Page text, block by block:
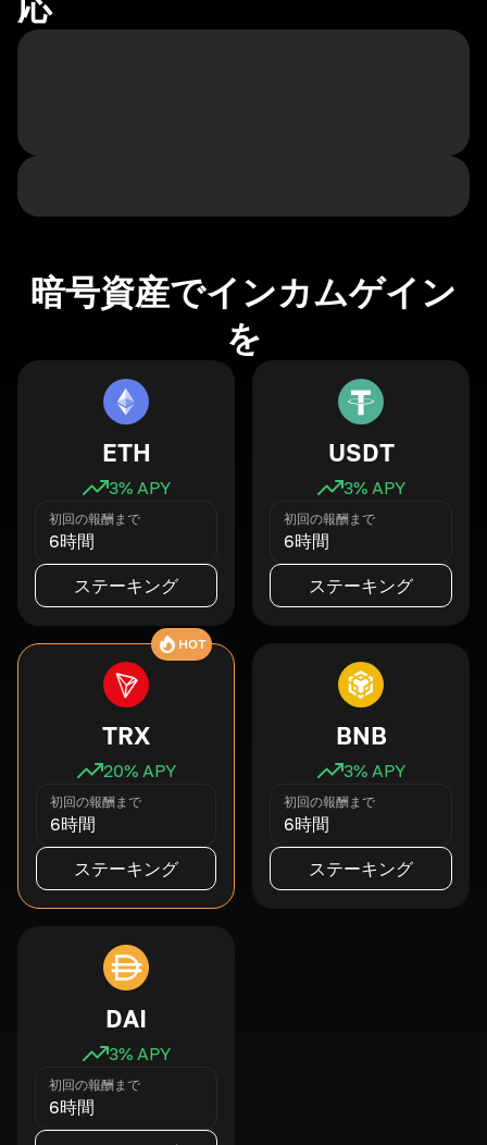
暗号資産でインカムゲイン
を
ETH
3% APY
初回の報酬まで
6時間
ステーキング
USDT
3% APY
初回の報酬まで
6時間
ステーキング
HOT
TRX
20% APY
初回の報酬まで
6時間
ステーキング
BNB
3% APY
初回の報酬まで
6時間
ステーキング
DAI
3% APY
初回の報酬まで
6時間